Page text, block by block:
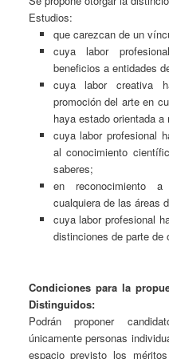
Estudios:
que carezcan de un
cuya labor
beneficios a entidades
cuya labor creativa
promoción del arte en
haya estado orientada
cuya labor profesional
al conocimiento
saberes;
en reconocimiento
cualquiera de las áreas
cuya labor profesional
distinciones de parte de
Condiciones para la
Distinguidos:
Podrán proponer
únicamente personas
espacio previsto los